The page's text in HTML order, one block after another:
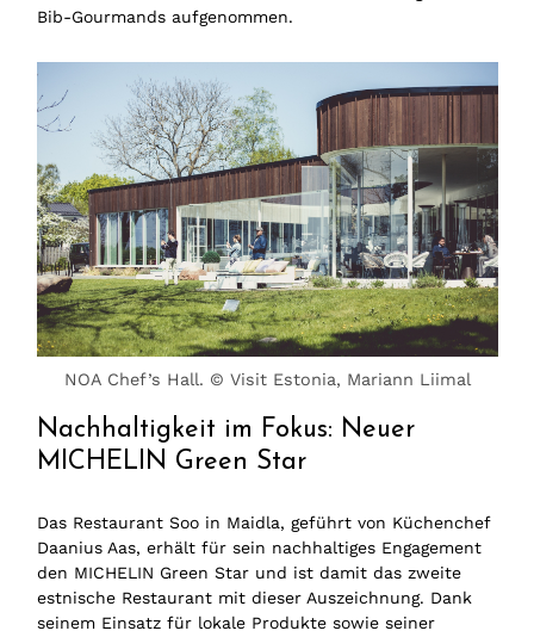
Bib-Gourmands aufgenommen.
NOA Chef’s Hall. © Visit Estonia, Mariann Liimal
Nachhaltigkeit im Fokus: Neuer
MICHELIN Green Star
Das Restaurant Soo in Maidla, geführt von Küchenchef
Daanius Aas, erhält für sein nachhaltiges Engagement
den MICHELIN Green Star und ist damit das zweite
estnische Restaurant mit dieser Auszeichnung. Dank
seinem Einsatz für lokale Produkte sowie seiner